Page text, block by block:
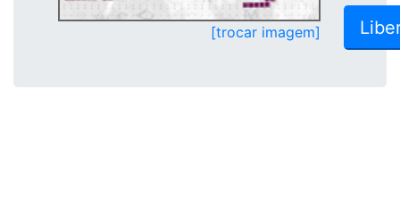
[trocar imagem]